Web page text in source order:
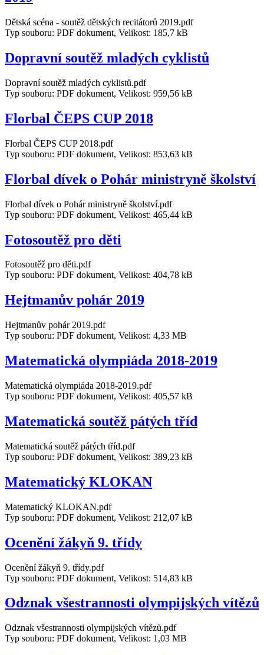
Dětská scéna - soutěž dětských recitátorů 2019.pdf
Typ souboru: PDF dokument, Velikost: 185,7 kB
Dopravní soutěž mladých cyklistů
Dopravní soutěž mladých cyklistů.pdf
Typ souboru: PDF dokument, Velikost: 959,56 kB
Florbal ČEPS CUP 2018
Florbal ČEPS CUP 2018.pdf
Typ souboru: PDF dokument, Velikost: 853,63 kB
Florbal dívek o Pohár ministryně školství
Florbal dívek o Pohár ministryně školství.pdf
Typ souboru: PDF dokument, Velikost: 465,44 kB
Fotosoutěž pro děti
Fotosoutěž pro děti.pdf
Typ souboru: PDF dokument, Velikost: 404,78 kB
Hejtmanův pohár 2019
Hejtmanův pohár 2019.pdf
Typ souboru: PDF dokument, Velikost: 4,33 MB
Matematická olympiáda 2018-2019
Matematická olympiáda 2018-2019.pdf
Typ souboru: PDF dokument, Velikost: 405,57 kB
Matematická soutěž pátých tříd
Matematická soutěž pátých tříd.pdf
Typ souboru: PDF dokument, Velikost: 389,23 kB
Matematický KLOKAN
Matematický KLOKAN.pdf
Typ souboru: PDF dokument, Velikost: 212,07 kB
Ocenění žákyň 9. třídy
Ocenění žákyň 9. třídy.pdf
Typ souboru: PDF dokument, Velikost: 514,83 kB
Odznak všestrannosti olympijských vítězů
Odznak všestrannosti olympijských vítězů.pdf
Typ souboru: PDF dokument, Velikost: 1,03 MB